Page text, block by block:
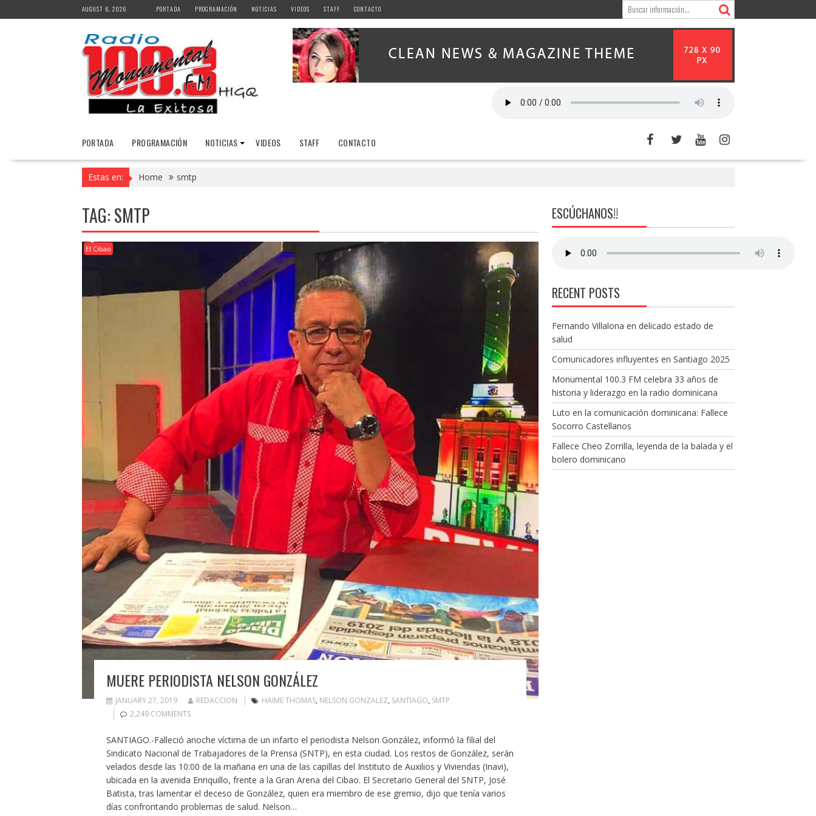
to
AUGUST 6, 2026 PORTADA PROGRAMACIÓN NOTICIAS VIDEOS STAFF CONTACTO
PORTADA PROGRAMACIÓN NOTICIAS VIDEOS STAFF CONTACTO
Estas en: Home smtp
TAG:SMTP
El Cibao
MUERE PERIODISTA NELSON GONZÁLEZ
JANUARY 27, 2019 REDACCION HAIME THOMAS, NELSON GONZALEZ, SANTIAGO, SMTP
2,249 COMMENTS
SANTIAGO.-Falleció anoche víctima de un infarto el periodista Nelson González, informó la filial del
Sindicato Nacional de Trabajadores de la Prensa (SNTP), en esta ciudad. Los restos de González, serán
velados desde las 10:00 de la mañana en una de las capillas del Instituto de Auxilios y Viviendas (Inavi),
ubicada en la avenida Enriquillo, frente a la Gran Arena del Cibao. El Secretario General del SNTP, José
Batista, tras lamentar el deceso de González, quien era miembro de ese gremio, dijo que tenía varios
días confrontando problemas de salud. Nelson…
ESCÚCHANOS!!
RECENT POSTS
Fernando Villalona en delicado estado de
salud
Comunicadores influyentes en Santiago 2025
Monumental 100.3 FM celebra 33 años de
historia y liderazgo en la radio dominicana
Luto en la comunicación dominicana: Fallece
Socorro Castellanos
Fallece Cheo Zorrilla, leyenda de la balada y el
bolero dominicano